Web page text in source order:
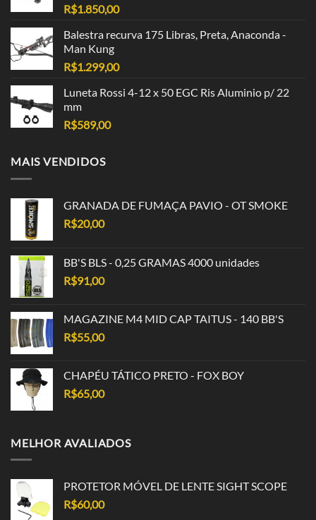
R$1.850,00
Balestra recurva 175 Libras, Preta, Anaconda -
Man Kung
R$1.299,00
Luneta Rossi 4-12 x 50 EGC Ris Aluminio p/ 22
mm
R$589,00
MAIS VENDIDOS
GRANADA DE FUMAÇA PAVIO - OT SMOKE
R$20,00
BB'S BLS - 0,25 GRAMAS 4000 unidades
R$91,00
MAGAZINE M4 MID CAP TAITUS - 140 BB'S
R$55,00
CHAPÉU TÁTICO PRETO - FOX BOY
R$65,00
MELHOR AVALIADOS
PROTETOR MÓVEL DE LENTE SIGHT SCOPE
R$60,00